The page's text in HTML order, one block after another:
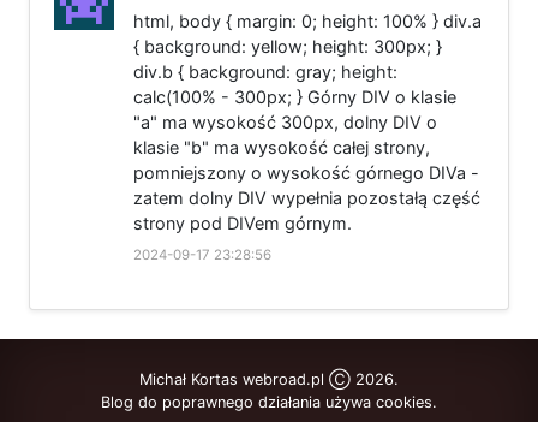
html, body { margin: 0; height: 100% } div.a
{ background: yellow; height: 300px; }
div.b { background: gray; height:
calc(100% - 300px; } Górny DIV o klasie
"a" ma wysokość 300px, dolny DIV o
klasie "b" ma wysokość całej strony,
pomniejszony o wysokość górnego DIVa -
zatem dolny DIV wypełnia pozostałą część
strony pod DIVem górnym.
2024-09-17 23:28:56
Michał Kortas webroad.pl Ⓒ 2026.
Blog do poprawnego działania używa cookies.